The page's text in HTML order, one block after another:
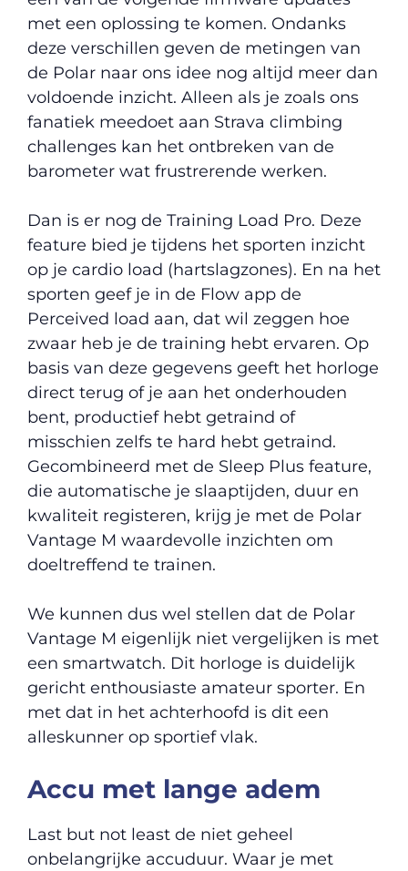
met een oplossing te komen. Ondanks
deze verschillen geven de metingen van
de Polar naar ons idee nog altijd meer dan
voldoende inzicht. Alleen als je zoals ons
fanatiek meedoet aan Strava climbing
challenges kan het ontbreken van de
barometer wat frustrerende werken.
Dan is er nog de Training Load Pro. Deze
feature bied je tijdens het sporten inzicht
op je cardio load (hartslagzones). En na het
sporten geef je in de Flow app de
Perceived load aan, dat wil zeggen hoe
zwaar heb je de training hebt ervaren. Op
basis van deze gegevens geeft het horloge
direct terug of je aan het onderhouden
bent, productief hebt getraind of
misschien zelfs te hard hebt getraind.
Gecombineerd met de Sleep Plus feature,
die automatische je slaaptijden, duur en
kwaliteit registeren, krijg je met de Polar
Vantage M waardevolle inzichten om
doeltreffend te trainen.
We kunnen dus wel stellen dat de Polar
Vantage M eigenlijk niet vergelijken is met
een smartwatch. Dit horloge is duidelijk
gericht enthousiaste amateur sporter. En
met dat in het achterhoofd is dit een
alleskunner op sportief vlak.
Accu met lange adem
Last but not least de niet geheel
onbelangrijke accuduur. Waar je met